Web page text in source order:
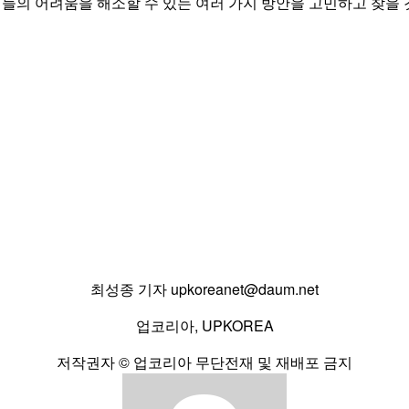
최성종 기자 upkoreanet@daum.net
업코리아, UPKOREA
저작권자 © 업코리아 무단전재 및 재배포 금지